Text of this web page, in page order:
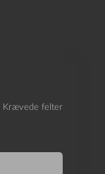
Krævede felter